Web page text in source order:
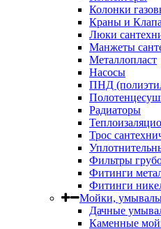
Колонки
Краны и
Люки
Манжеты
Металлопласт
Насосы
ПНД
Радиаторы
Трос
Фильтры
Фитинги
Фитинги
Мойки,
Дачные
Каменные